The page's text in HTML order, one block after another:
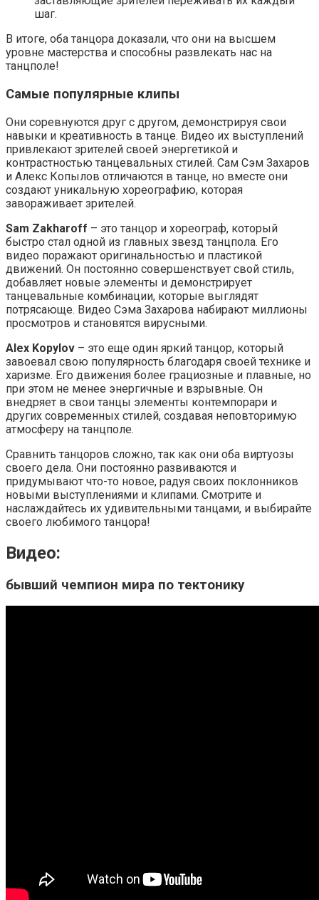
шаг.
В итоге, оба танцора доказали, что они на высшем
уровне мастерства и способны развлекать нас на
танцполе!
Самые популярные клипы
Они соревнуются друг с другом, демонстрируя свои
навыки и креативность в танце. Видео их выступлений
привлекают зрителей своей энергетикой и
контрастностью танцевальных стилей. Сам Сэм Захаров
и Алекс Копылов отличаются в танце, но вместе они
создают уникальную хореографию, которая
завораживает зрителей.
Sam Zakharoff – это танцор и хореограф, который
быстро стал одной из главных звезд танцпола. Его
видео поражают оригинальностью и пластикой
движений. Он постоянно совершенствует свой стиль,
добавляет новые элементы и демонстрирует
танцевальные комбинации, которые выглядят
потрясающе. Видео Сэма Захарова набирают миллионы
просмотров и становятся вирусными.
Alex Kopylov – это еще один яркий танцор, который
завоевал свою популярность благодаря своей технике и
харизме. Его движения более грациозные и плавные, но
при этом не менее энергичные и взрывные. Он
внедряет в свои танцы элементы контемпорари и
других современных стилей, создавая неповторимую
атмосферу на танцполе.
Сравнить танцоров сложно, так как они оба виртуозы
своего дела. Они постоянно развиваются и
придумывают что-то новое, радуя своих поклонников
новыми выступлениями и клипами. Смотрите и
наслаждайтесь их удивительными танцами, и выбирайте
своего любимого танцора!
Видео:
бывший чемпион мира по тектонику